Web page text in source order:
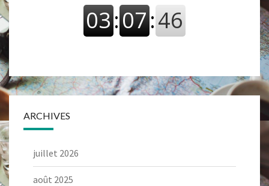
ARCHIVES
juillet 2026
août 2025